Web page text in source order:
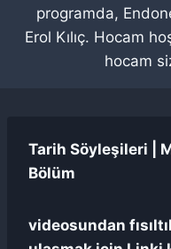
programda,
Erol Kılıç. Hocam
hocam
Tarih Söyleşileri |
Bölüm
videosundan